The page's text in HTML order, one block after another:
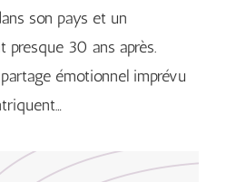
son pays et un
30 ans après.
émotionnel imprévu